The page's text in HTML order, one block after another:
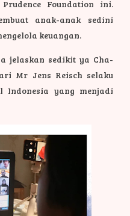
Foundation ini.
anak-anak sedini
keuangan.
jelaskan sedikit ya Cha-
Mr Jens Reisch selaku
Indonesia yang menjadi